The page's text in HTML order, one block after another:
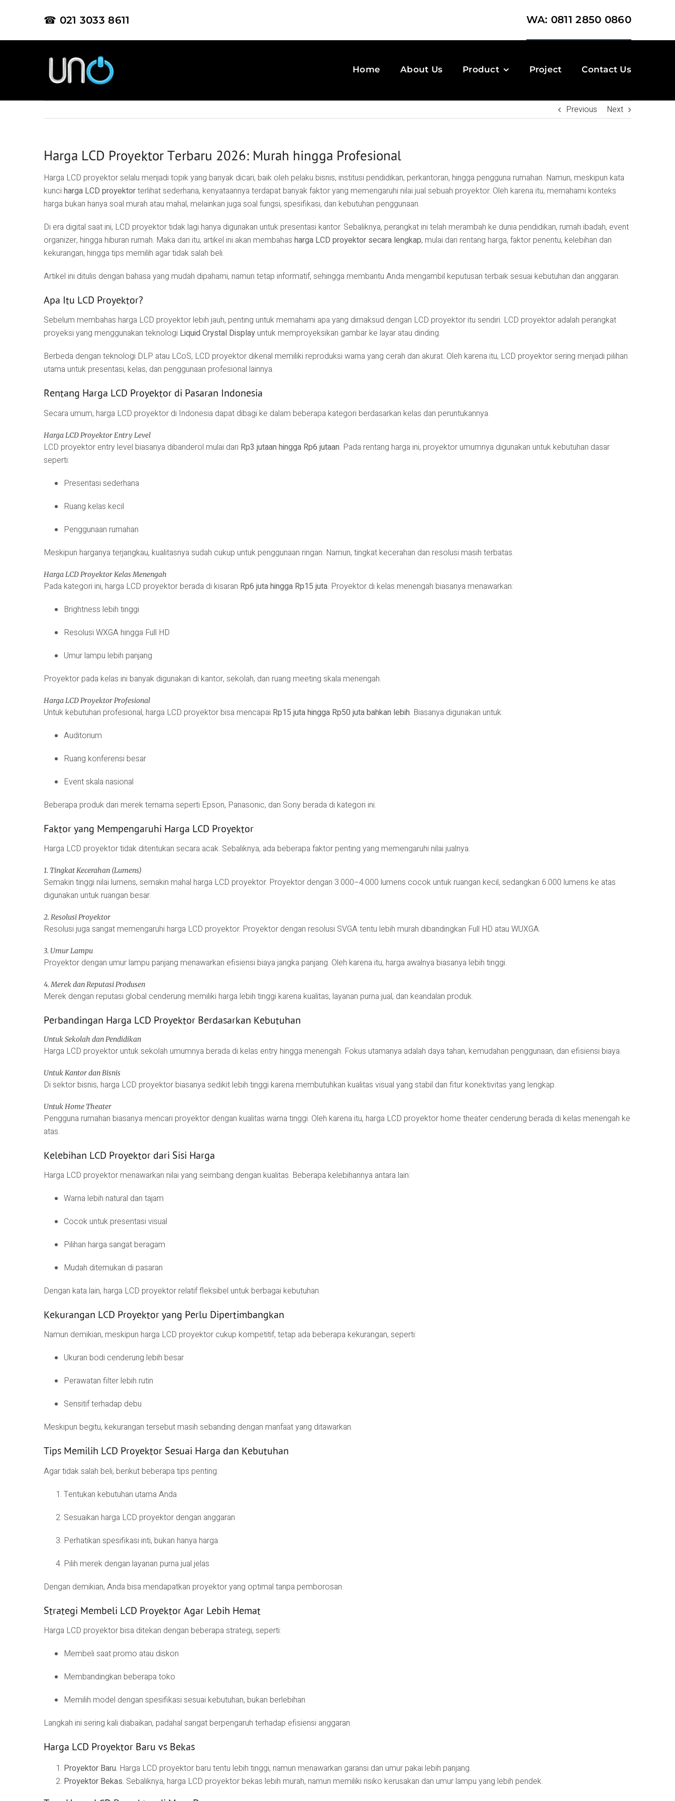
☎ 021 3033 8611 WA: 0811 2850 0860
Home About Us Product Project Contact Us
Previous Next
Harga LCD Proyektor Terbaru 2026: Murah hingga Profesional
Harga LCD proyektor selalu menjadi topik yang banyak dicari, baik oleh pelaku bisnis, institusi pendidikan, perkantoran, hingga pengguna rumahan. Namun, meskipun kata
kunci harga LCD proyektorterlihat sederhana, kenyataannya terdapat banyak faktor yang memengaruhi nilai jual sebuah proyektor. Oleh karena itu, memahami konteks
harga bukan hanya soal murah atau mahal, melainkan juga soal fungsi, spesifikasi, dan kebutuhan penggunaan.
Di era digital saat ini, LCD proyektor tidak lagi hanya digunakan untuk presentasi kantor. Sebaliknya, perangkat ini telah merambah ke dunia pendidikan, rumah ibadah, event
organizer, hingga hiburan rumah. Maka dari itu, artikel ini akan membahas harga LCD proyektor secara lengkap, mulai dari rentang harga, faktor penentu, kelebihan dan
kekurangan, hingga tips memilih agar tidak salah beli.
Artikel ini ditulis dengan bahasa yang mudah dipahami, namun tetap informatif, sehingga membantu Anda mengambil keputusan terbaik sesuai kebutuhan dan anggaran.
Apa Itu LCD Proyektor?
Sebelum membahas harga LCD proyektor lebih jauh, penting untuk memahami apa yang dimaksud dengan LCD proyektor itu sendiri. LCD proyektor adalah perangkat
proyeksi yang menggunakan teknologi Liquid Crystal Display untuk memproyeksikan gambar ke layar atau dinding.
Berbeda dengan teknologi DLP atau LCoS, LCD proyektor dikenal memiliki reproduksi warna yang cerah dan akurat. Oleh karena itu, LCD proyektor sering menjadi pilihan
utama untuk presentasi, kelas, dan penggunaan profesional lainnya.
Rentang Harga LCD Proyektor di Pasaran Indonesia
Secara umum, harga LCD proyektor di Indonesia dapat dibagi ke dalam beberapa kategori berdasarkan kelas dan peruntukannya.
Harga LCD Proyektor Entry Level
LCD proyektor entry level biasanya dibanderol mulai dari Rp3 jutaan hingga Rp6 jutaan. Pada rentang harga ini, proyektor umumnya digunakan untuk kebutuhan dasar
seperti:
Presentasi sederhana
Ruang kelas kecil
Penggunaan rumahan
Meskipun harganya terjangkau, kualitasnya sudah cukup untuk penggunaan ringan. Namun, tingkat kecerahan dan resolusi masih terbatas.
Harga LCD Proyektor Kelas Menengah
Pada kategori ini, harga LCD proyektor berada di kisaran Rp6 juta hingga Rp15 juta. Proyektor di kelas menengah biasanya menawarkan:
Brightness lebih tinggi
Resolusi WXGA hingga Full HD
Umur lampu lebih panjang
Proyektor pada kelas ini banyak digunakan di kantor, sekolah, dan ruang meeting skala menengah.
Harga LCD Proyektor Profesional
Untuk kebutuhan profesional, harga LCD proyektor bisa mencapai Rp15 juta hingga Rp50 juta bahkan lebih. Biasanya digunakan untuk:
Auditorium
Ruang konferensi besar
Event skala nasional
Beberapa produk dari merek ternama seperti Epson, Panasonic, dan Sony berada di kategori ini.
Faktor yang Mempengaruhi Harga LCD Proyektor
Harga LCD proyektor tidak ditentukan secara acak. Sebaliknya, ada beberapa faktor penting yang memengaruhi nilai jualnya.
1. Tingkat Kecerahan (Lumens)
Semakin tinggi nilai lumens, semakin mahal harga LCD proyektor. Proyektor dengan 3.000–4.000 lumens cocok untuk ruangan kecil, sedangkan 6.000 lumens ke atas
digunakan untuk ruangan besar.
2. Resolusi Proyektor
Resolusi juga sangat memengaruhi harga LCD proyektor. Proyektor dengan resolusi SVGA tentu lebih murah dibandingkan Full HD atau WUXGA.
3. Umur Lampu
Proyektor dengan umur lampu panjang menawarkan efisiensi biaya jangka panjang. Oleh karena itu, harga awalnya biasanya lebih tinggi.
4. Merek dan Reputasi Produsen
Merek dengan reputasi global cenderung memiliki harga lebih tinggi karena kualitas, layanan purna jual, dan keandalan produk.
Perbandingan Harga LCD Proyektor Berdasarkan Kebutuhan
Untuk Sekolah dan Pendidikan
Harga LCD proyektor untuk sekolah umumnya berada di kelas entry hingga menengah. Fokus utamanya adalah daya tahan, kemudahan penggunaan, dan efisiensi biaya.
Untuk Kantor dan Bisnis
Di sektor bisnis, harga LCD proyektor biasanya sedikit lebih tinggi karena membutuhkan kualitas visual yang stabil dan fitur konektivitas yang lengkap.
Untuk Home Theater
Pengguna rumahan biasanya mencari proyektor dengan kualitas warna tinggi. Oleh karena itu, harga LCD proyektor home theater cenderung berada di kelas menengah ke
atas.
Kelebihan LCD Proyektor dari Sisi Harga
Harga LCD proyektor menawarkan nilai yang seimbang dengan kualitas. Beberapa kelebihannya antara lain:
Warna lebih natural dan tajam
Cocok untuk presentasi visual
Pilihan harga sangat beragam
Mudah ditemukan di pasaran
Dengan kata lain, harga LCD proyektor relatif fleksibel untuk berbagai kebutuhan.
Kekurangan LCD Proyektor yang Perlu Dipertimbangkan
Namun demikian, meskipun harga LCD proyektor cukup kompetitif, tetap ada beberapa kekurangan, seperti:
Ukuran bodi cenderung lebih besar
Perawatan filter lebih rutin
Sensitif terhadap debu
Meskipun begitu, kekurangan tersebut masih sebanding dengan manfaat yang ditawarkan.
Tips Memilih LCD Proyektor Sesuai Harga dan Kebutuhan
Agar tidak salah beli, berikut beberapa tips penting:
Tentukan kebutuhan utama Anda
Sesuaikan harga LCD proyektor dengan anggaran
Perhatikan spesifikasi inti, bukan hanya harga
Pilih merek dengan layanan purna jual jelas
Dengan demikian, Anda bisa mendapatkan proyektor yang optimal tanpa pemborosan.
Strategi Membeli LCD Proyektor Agar Lebih Hemat
Harga LCD proyektor bisa ditekan dengan beberapa strategi, seperti:
Membeli saat promo atau diskon
Membandingkan beberapa toko
Memilih model dengan spesifikasi sesuai kebutuhan, bukan berlebihan
Langkah ini sering kali diabaikan, padahal sangat berpengaruh terhadap efisiensi anggaran.
Harga LCD Proyektor Baru vs Bekas
Proyektor Baru. Harga LCD proyektor baru tentu lebih tinggi, namun menawarkan garansi dan umur pakai lebih panjang.
Proyektor Bekas. Sebaliknya, harga LCD proyektor bekas lebih murah, namun memiliki risiko kerusakan dan umur lampu yang lebih pendek.